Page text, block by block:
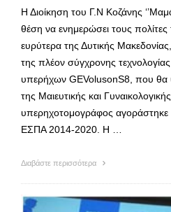
Η Διοίκηση του Γ.Ν Κοζάνης
θέση να ενημερώσει τους
ευρύτερα της Δυτικής
της πλέον σύγχρονης
υπερήχων GEVolusonS8, που θα
της Μαιευτικής και
υπερηχοτομογράφος
ΕΣΠΑ 2014-2020. Η …
Διαβάστε περισσότερα